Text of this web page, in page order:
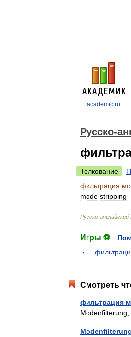
academic.ru
Русско-
Толкование
фильтрация
mode stripping
Русско-английский
Игры ⚽
Смотреть
фильтрация
Modenfilterung